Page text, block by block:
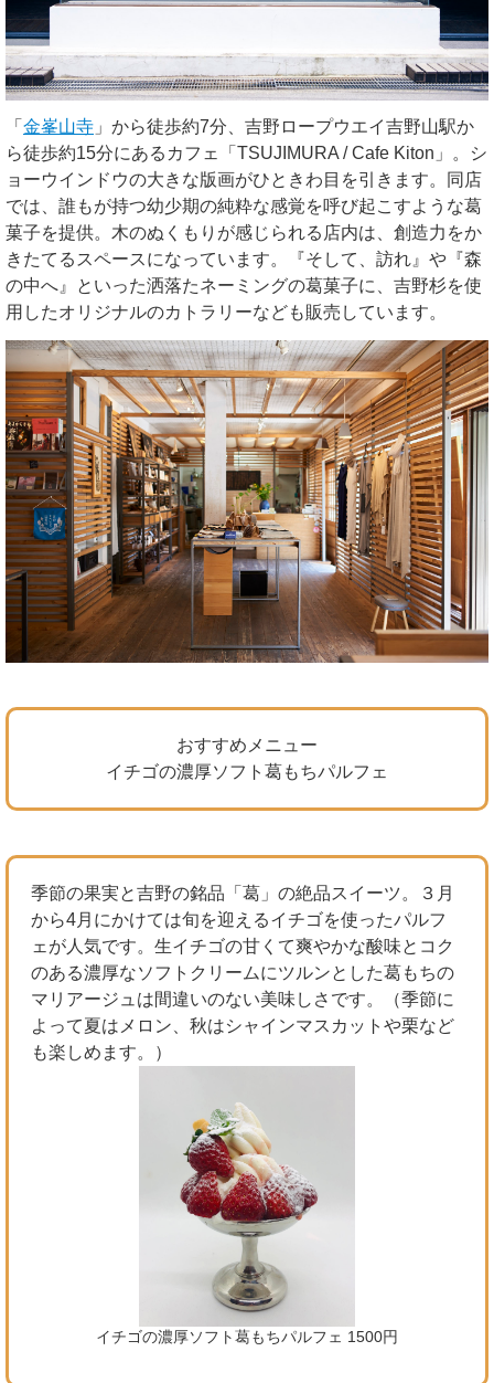
「 金峯山寺 」から徒歩約7分、吉野ロープウエイ吉野山駅か
ら徒歩約15分にあるカフェ「TSUJIMURA / Cafe Kiton」。シ
ョーウインドウの大きな版画がひときわ目を引きます。同店
では、誰もが持つ幼少期の純粋な感覚を呼び起こすような葛
菓子を提供。木のぬくもりが感じられる店内は、創造力をか
きたてるスペースになっています。『そして、訪れ』や『森
の中へ』といった洒落たネーミングの葛菓子に、吉野杉を使
用したオリジナルのカトラリーなども販売しています。
おすすめメニュー
イチゴの濃厚ソフト葛もちパルフェ
季節の果実と吉野の銘品「葛」の絶品スイーツ。３月
から4月にかけては旬を迎えるイチゴを使ったパルフ
ェが人気です。生イチゴの甘くて爽やかな酸味とコク
のある濃厚なソフトクリームにツルンとした葛もちの
マリアージュは間違いのない美味しさです。（季節に
よって夏はメロン、秋はシャインマスカットや栗など
も楽しめます。）
イチゴの濃厚ソフト葛もちパルフェ 1500円